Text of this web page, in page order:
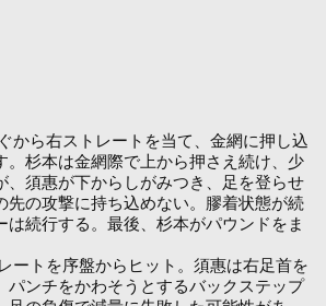
から右ストレートを当て、金網に押し込
。杉本は金網際で上から押さえ続け、少
、須惠が下からしがみつき、足を登らせ
先の攻撃に持ち込めない。膠着状態が続
は続行する。最後、杉本がパウンドをま
ートを序盤からヒット。須惠は右足首を
パンチをかわそうとするバックステップ